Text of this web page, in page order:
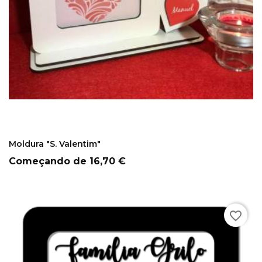
Moldura "S. Valentim"
Começando de Preço
16,70 €
favorite_border